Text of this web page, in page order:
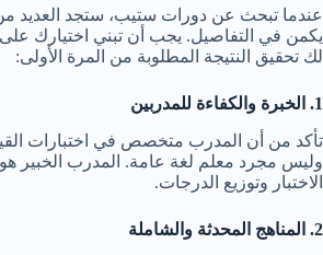
عندما تبحث عن دورات ستيب، ستجد العديد من
يكمن في التفاصيل. يجب أن تبني اختيارك
لك تحقيق النتيجة المطلوبة من المرة الأولى:
1. الخبرة والكفاءة للمدربين
تأكد من أن المدرب متخصص في اختبارات
وليس مجرد معلم لغة عامة. المدرب الخبير
الاختبار وتوزيع الدرجات.
2. المناهج المحدثة والشاملة